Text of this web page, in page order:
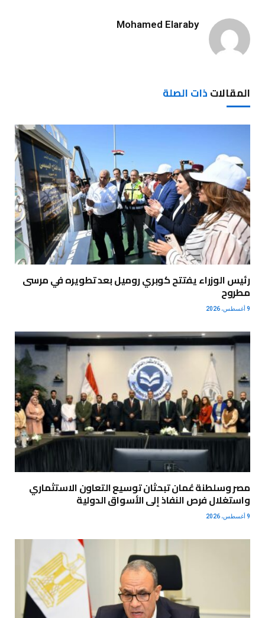
Mohamed Elaraby
المقالاتذات الصلة
رئيس الوزراء يفتتح كوبري روميل بعد تطويره في مرسى
مطروح
9 أغسطس، 2026
مصر وسلطنة عُمان تبحثان توسيع التعاون الاستثماري
واستغلال فرص النفاذ إلى الأسواق الدولية
9 أغسطس، 2026